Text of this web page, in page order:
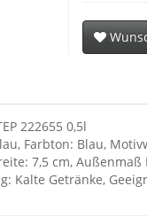
222655 0,5l
Farbton: Blau,
7,5 cm,
Kalte Getränke,